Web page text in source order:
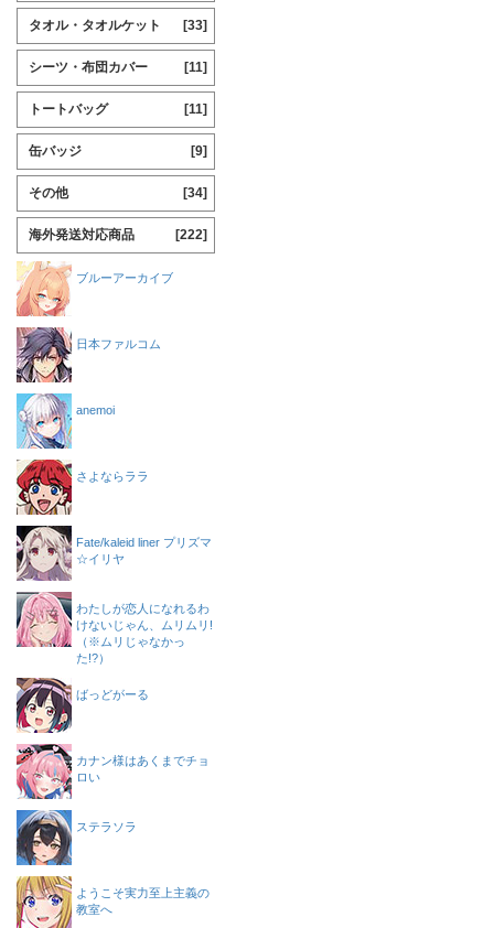
タオル・タオルケット [33]
シーツ・布団カバー [11]
トートバッグ [11]
缶バッジ [9]
その他 [34]
海外発送対応商品 [222]
ブルーアーカイブ
日本ファルコム
anemoi
さよならララ
Fate/kaleid liner プリズマ
☆イリヤ
わたしが恋人になれるわ
けないじゃん、ムリムリ!
（※ムリじゃなかっ
た!?）
ばっどがーる
カナン様はあくまでチョ
ロい
ステラソラ
ようこそ実力至上主義の
教室へ